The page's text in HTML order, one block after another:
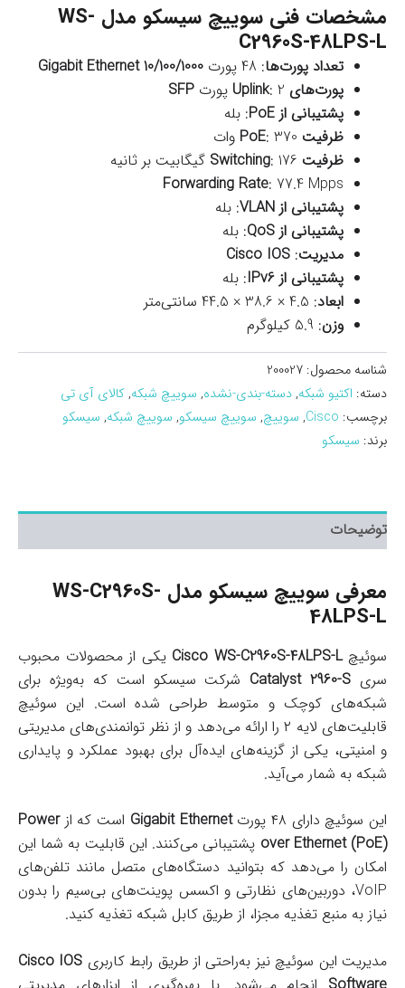
مشخصات فنی سوييچ سيسکو مدل WS-
C2960S-48LPS-L
تعداد پورت‌ها: 48 پورت
10/100/1000 Gigabit Ethernet
پورت‌های Uplink : 2 پورت
SFP
پشتیبانی از PoE
: بله
ظرفیت PoE : 370 وات
ظرفیت Switching : 176 گیگابیت بر ثانیه
Forwarding Rate: 77.4 Mpps
پشتیبانی از VLAN
: بله
پشتیبانی از QoS
: بله
مدیریت:
Cisco IOS
پشتیبانی از IPv6
: بله
ابعاد: 4.5 × 38.6 × 44.5 سانتی‌متر
وزن: 5.9 کیلوگرم
شناسه محصول: 200027
دسته: اکتیو شبکه,دسته-بندی-نشده, سوییچ شبکه,کالای آی تی
برچسب: Cisco
, سوییچ, سوییچ سیسکو, سوییچ شبکه, سیسکو
برند: سیسکو
توضیحات
معرفی سوييچ سيسکو مدل WS-C2960S-
48LPS-L
سوئیچCisco WS-C2960S-48LPS-L یکی از محصولات محبوب
سری Catalyst 2960-S شرکت سیسکو است که به‌ویژه برای
شبکه‌های کوچک و متوسط طراحی شده است. این سوئیچ
قابلیت‌های لایه ۲ را ارائه می‌دهد و از نظر توانمندی‌های مدیریتی
و امنیتی، یکی از گزینه‌های ایده‌آل برای بهبود عملکرد و پایداری
شبکه به شمار می‌آید.
این سوئیچ دارای ۴۸ پورت Gigabit Ethernet است که ازPower
over Ethernet (PoE) پشتیبانی می‌کنند. این قابلیت به شما این
امکان را می‌دهد که بتوانید دستگاه‌های متصل مانند تلفن‌های
VoIP، دوربین‌های نظارتی و اکسس پوینت‌های بی‌سیم را بدون
نیاز به منبع تغذیه مجزا، از طریق کابل شبکه تغذیه کنید.
مدیریت این سوئیچ نیز به‌راحتی از طریق رابط کاربری Cisco IOS